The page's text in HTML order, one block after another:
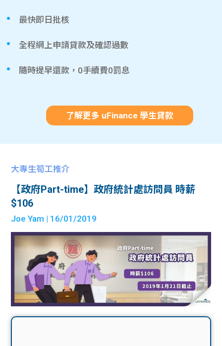
最快即日批核
全程網上申請貸款及確認過數
隨時提早還款，0手續費0罰息
了解更多 uFinance 學生貸款
大專生筍工推介
【政府Part-time】政府統計處訪問員 時薪
$106
Joe Yam | 16/01/2019